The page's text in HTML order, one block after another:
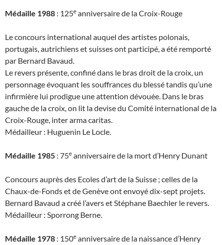
Médaille 1988 : 125e anniversaire de la Croix-Rouge
Le concours international auquel des artistes polonais,
portugais, autrichiens et suisses ont participé, a été remporté
par Bernard Bavaud.
Le revers présente, confiné dans le bras droit de la croix, un
personnage évoquant les souffrances du blessé tandis qu’une
infirmière lui prodigue une attention dévouée. Dans le bras
gauche de la croix, on lit la devise du Comité international de la
Croix-Rouge, inter arma caritas.
Médailleur : Huguenin Le Locle.
Médaille 1985 : 75e anniversaire de la mort d’Henry Dunant
Concours auprès des Ecoles d’art de la Suisse ; celles de la
Chaux-de-Fonds et de Genève ont envoyé dix-sept projets.
Bernard Bavaud a créé l’avers et Stéphane Baechler le revers.
Médailleur : Sporrong Berne.
Médaille 1978 : 150e anniversaire de la naissance d’Henry